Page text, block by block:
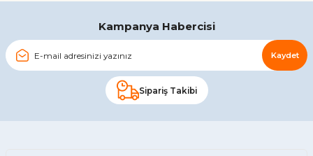
Gönder
Kampanya Habercisi
Kaydet
Sipariş Takibi